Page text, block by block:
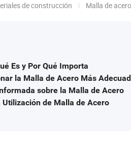
de construcción Malla de acero
Es y Por Qué Importa
la Malla de Acero Más
sobre la Malla de Acero
de Malla de Acero